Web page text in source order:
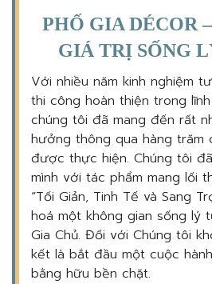
PHỐ GIA DÉCOR
GIÁ TRỊ SỐNG
Với nhiều năm kinh nghiệm
thi công hoàn thiện trong
chúng tôi đã mang đến rất
hưởng thông qua hàng trăm
được thực hiện. Chúng tôi
mình với tác phẩm mang lối
“Tối Giản, Tinh Tế và Sang
hoá một không gian sống lý
Gia Chủ. Đối với Chúng tôi
kết là bắt đầu một cuộc
bằng hữu bền chặt.